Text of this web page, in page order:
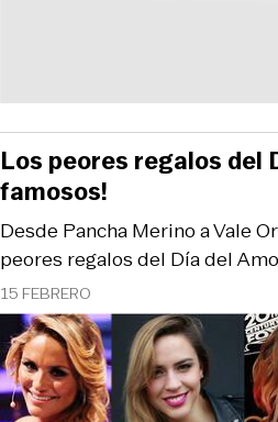
15 FEBRERO
Desde Pancha Merino a Vale
peores regalos del Día del
Los peores regalos del
famosos!